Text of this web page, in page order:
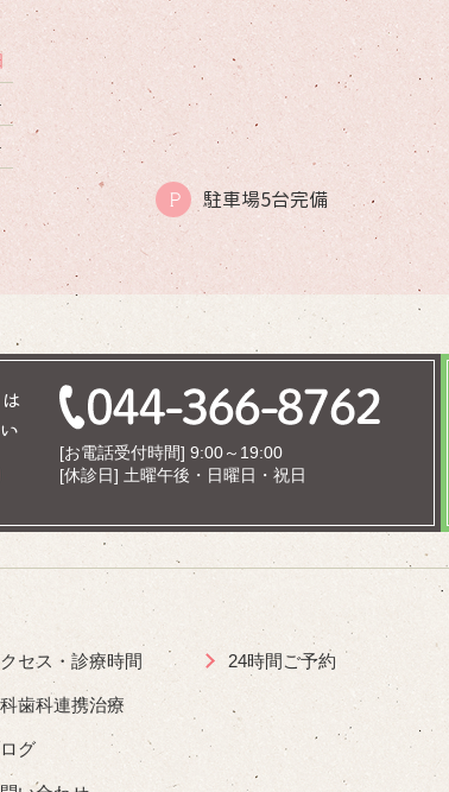
P 駐車場5台完備
[お電話受付時間] 9:00～19:00
[休診日] 土曜午後・日曜日・祝日
セス・診療時間
歯科連携治療
グ
24時間ご予約